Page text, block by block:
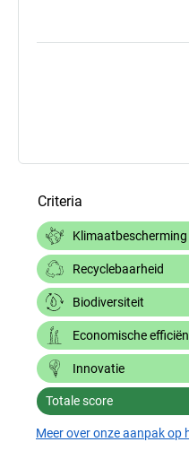
Criteria
Klimaatbescherming
Recyclebaarheid
Biodiversiteit
Economische
Innovatie
Totale score
Meer over onze aanpak op